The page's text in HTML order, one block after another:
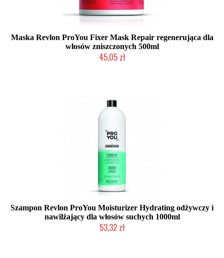
Maska Revlon ProYou Fixer Mask Repair regenerująca dla
włosów zniszczonych 500ml
45,05 zł
Szampon Revlon ProYou Moisturizer Hydrating odżywczy i
nawilżający dla włosów suchych 1000ml
53,32 zł